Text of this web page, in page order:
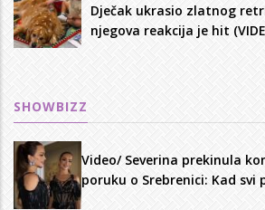
Dječak ukrasio zlatnog
njegova reakcija je hit
SHOWBIZZ
Video/ Severina prekinula
poruku o Srebrenici: Kad svi